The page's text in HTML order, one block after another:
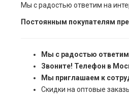
Мы с радостью ответим на
Постоянным покупателям
Мы с радостью
Звоните! Телефон в
Мы приглашаем к
Скидки на оптовые